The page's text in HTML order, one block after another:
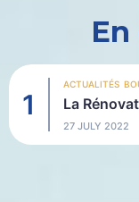
ACTUALITÉS
La
27 JULY 2022